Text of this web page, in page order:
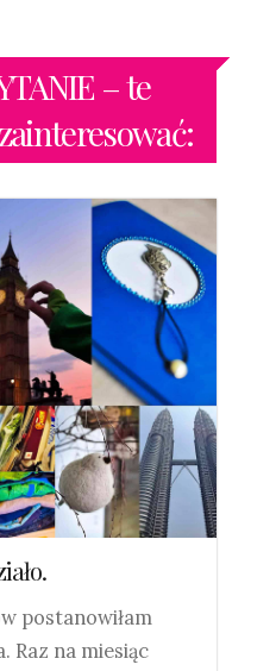
– te
postanowiłam
Raz na miesiąc